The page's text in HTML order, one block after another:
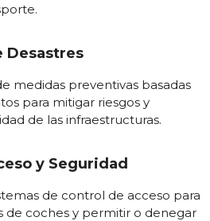
Desastres
medidas preventivas basadas
para mitigar riesgos y
de las infraestructuras.
y Seguridad
de control de acceso para
de coches y permitir o denegar